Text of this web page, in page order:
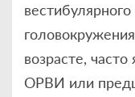
возрасте,
ОРВИ или